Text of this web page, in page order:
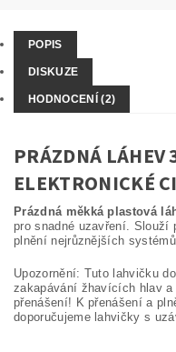
POPIS
DISKUZE
HODNOCENÍ (2)
PRÁZDNÁ LÁHEV
ELEKTRONICKÉ
Prázdná měkká plastová
pro snadné uzavření. Slouží
plnění nejrůznějších
Upozornění: Tuto lahvičku
zakapávání žhavících hlav
přenášení! K přenášení a
doporučujeme lahvičky s